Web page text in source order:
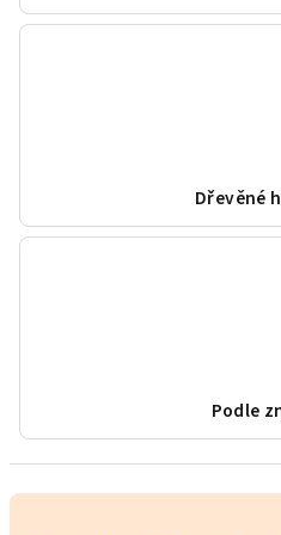
Dřevěné
Podle